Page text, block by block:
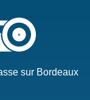
sur Bordeaux